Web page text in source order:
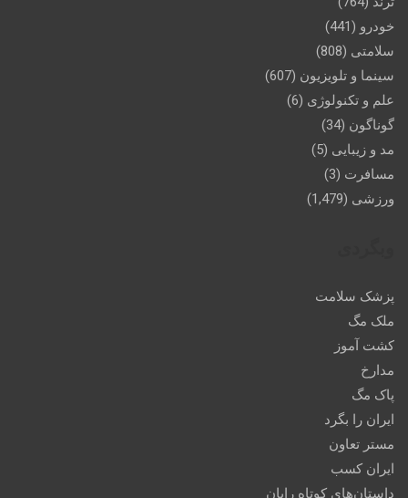
خودرو (441)
سلامتی (808)
سینما و تلویزیون (607)
علم و تکنولوژی (6)
گوناگون (34)
مد و زیبایی (5)
مسافرت (3)
ورزشی (1,479)
پزشک سلامت
ملک مگ
کشت آموز
مدارخ
پاک مگ
ایران را بگرد
مستر تعاون
ایران کسب
داستان‌های کوتاه رایان